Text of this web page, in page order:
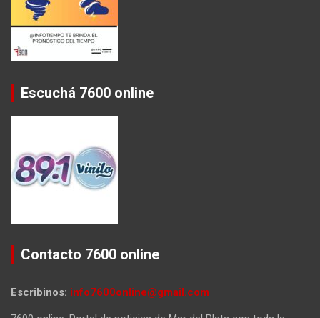
Escuchá 7600 online
Contacto 7600 online
Escribinos: info7600online@gmail.com